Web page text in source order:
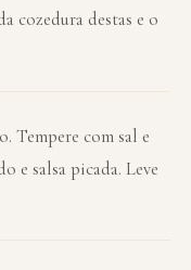
cozedura destas e o
Tempere com sal e
e salsa picada. Leve